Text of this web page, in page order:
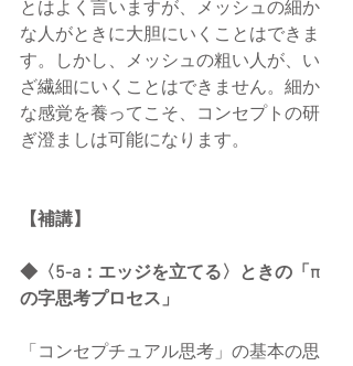
とはよく言いますが、メッシュの細か
な人がときに大胆にいくことはできま
す。しかし、メッシュの粗い人が、い
ざ繊細にいくことはできません。細か
な感覚を養ってこそ、コンセプトの研
ぎ澄ましは可能になります。
【補講】
◆〈5-a：エッジを立てる〉ときの「π
の字思考プロセス」
「コンセプチュアル思考」の基本の思